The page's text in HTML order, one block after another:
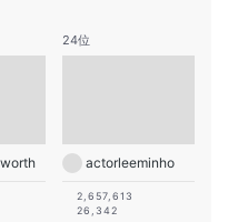
24位
actorleeminho
2,657,613
26,342